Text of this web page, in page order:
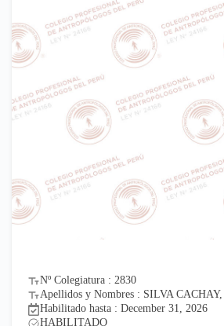
Nº Colegiatura : 2830
Apellidos y Nombres : SILVA
Habilitado hasta : December 31, 2026
HABILITADO